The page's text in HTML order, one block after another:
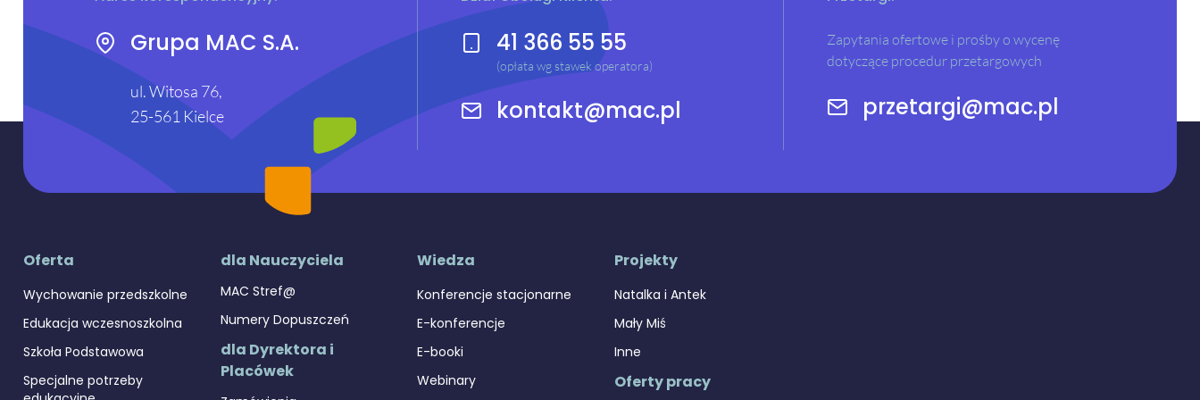
Grupa MAC S.A.
ul. Witosa 76,
25-561 Kielce
41 366 55 55
(opłata wg stawek operatora)
kontakt@mac.pl
Zapytania ofertowe i prośby o wycenę
dotyczące procedur przetargowych
przetargi@mac.pl
Oferta
Wychowanie przedszkolne
Edukacja wczesnoszkolna
Szkoła Podstawowa
Specjalne potrzeby
dla Nauczyciela
MAC Stref@
Numery Dopuszczeń
dla Dyrektora i
Placówek
Wiedza
Konferencje stacjonarne
E-konferencje
E-booki
Webinary
Projekty
Natalka i Antek
Mały Miś
Inne
Oferty pracy